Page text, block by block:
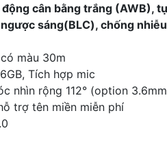
cân bằng trắng (AWB),
sáng(BLC), chống nhiễu
màu 30m
Tích hợp mic
nhìn rộng 112° (option
trợ tên miền miễn phí